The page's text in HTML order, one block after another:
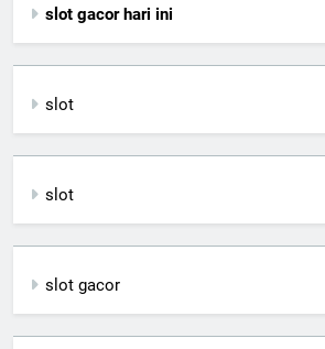
slot gacor hari ini
slot
slot
slot gacor